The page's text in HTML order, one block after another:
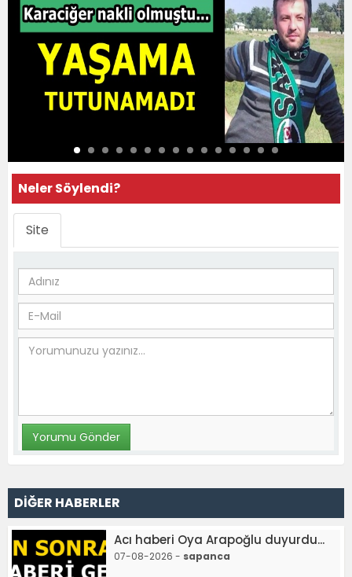
Neler Söylendi?
Site
DİĞER HABERLER
Acı haberi Oya Arapoğlu duyurdu...
07-08-2026 - sapanca